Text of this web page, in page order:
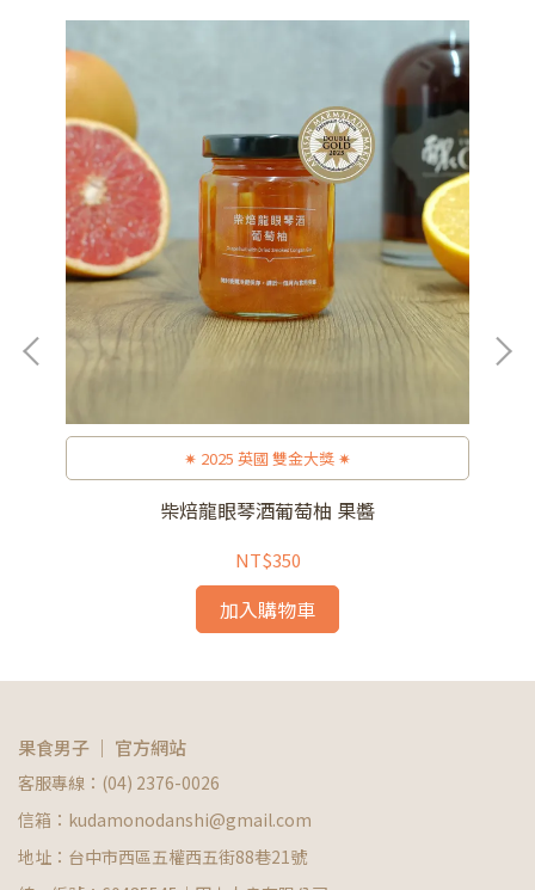
✷ 2025 英國 雙金大獎 ✷
柴焙龍眼琴酒葡萄柚 果醬
NT$350
加入購物車
果食男子 ｜ 官方網站
客服專線：(04) 2376-0026
信箱：kudamonodanshi@gmail.com
地址：台中市西區五權西五街88巷21號